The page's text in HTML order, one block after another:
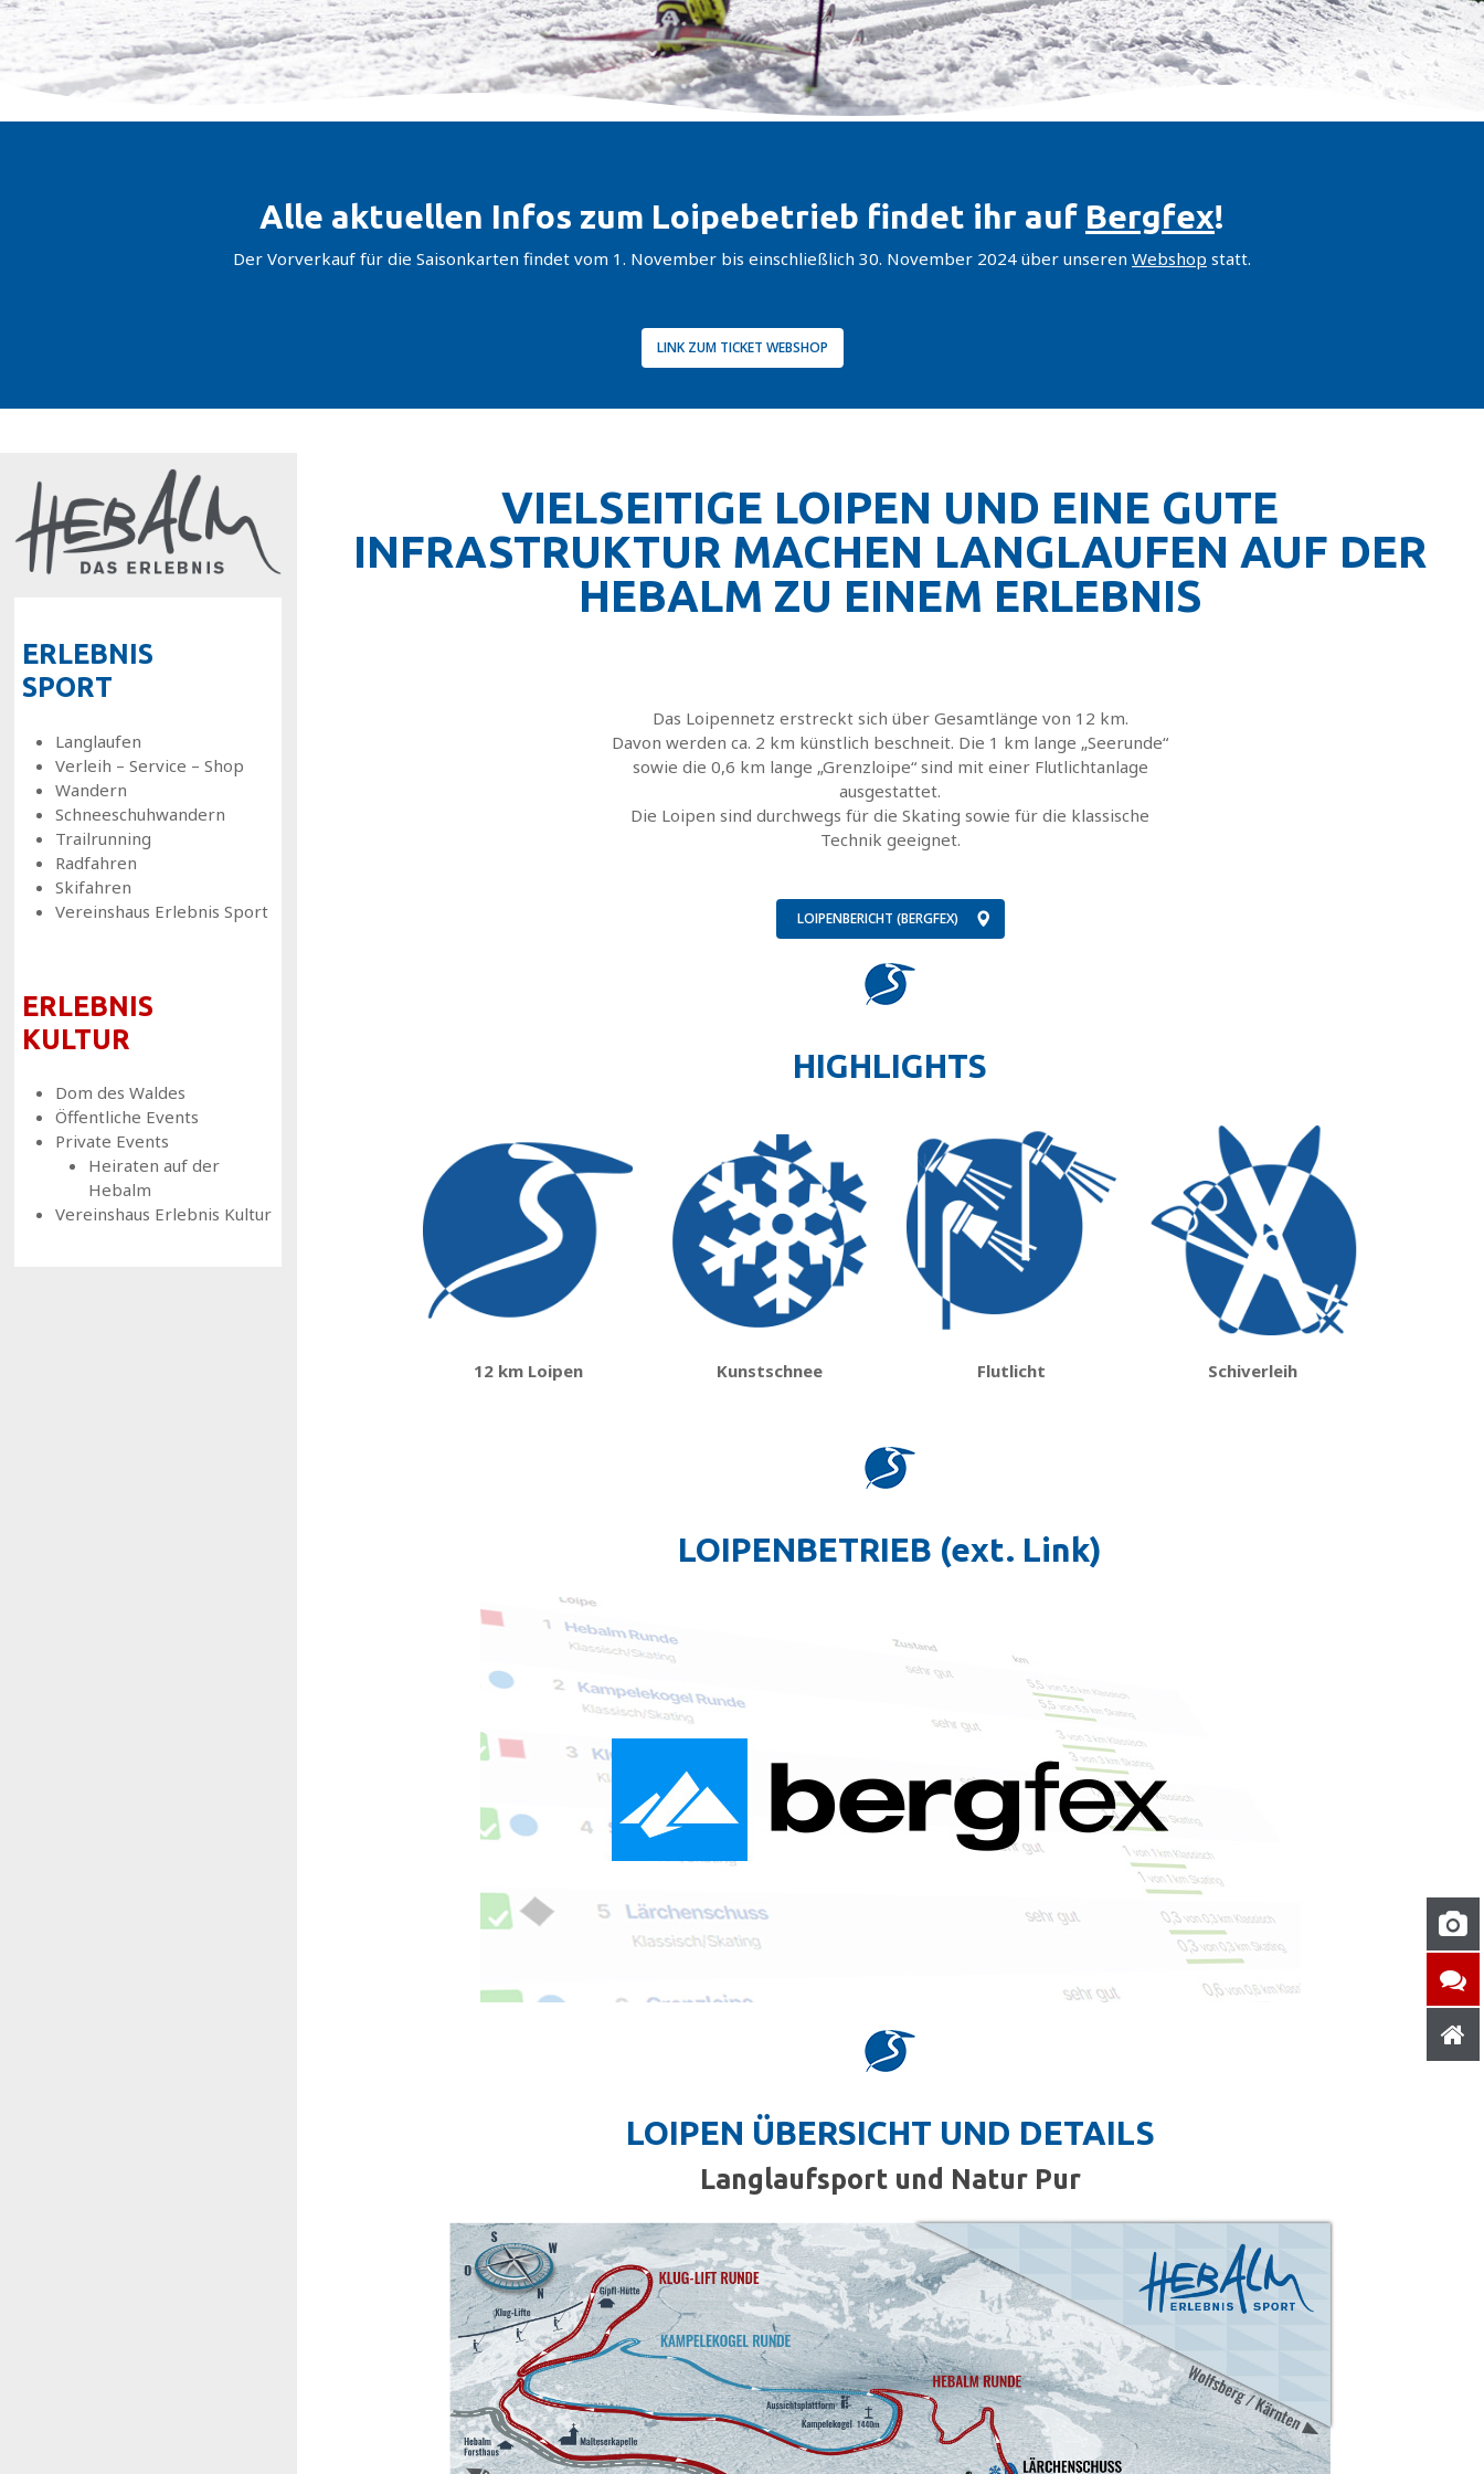
Alle aktuellen Infos zum Loipebetrieb findet ihr auf Bergfex!
Der Vorverkauf für die Saisonkarten findet vom 1. November bis einschließlich 30. November 2024 über unseren Webshop statt.
LINK ZUM TICKET WEBSHOP
ERLEBNIS
SPORT
Langlaufen
Verleih – Service – Shop
Wandern
Schneeschuhwandern
Trailrunning
Radfahren
Skifahren
Vereinshaus Erlebnis Sport
ERLEBNIS
KULTUR
Dom des Waldes
Öffentliche Events
Private Events
Heiraten auf der
Hebalm
Vereinshaus Erlebnis Kultur
VIELSEITIGE LOIPEN UND EINE GUTE
INFRASTRUKTUR MACHEN LANGLAUFEN AUF DER
HEBALM ZU EINEM ERLEBNIS
Das Loipennetz erstreckt sich über Gesamtlänge von 12 km.
Davon werden ca. 2 km künstlich beschneit. Die 1 km lange „Seerunde“
sowie die 0,6 km lange „Grenzloipe“ sind mit einer Flutlichtanlage
ausgestattet.
Die Loipen sind durchwegs für die Skating sowie für die klassische
Technik geeignet.
LOIPENBERICHT (BERGFEX)
HIGHLIGHTS
12 km Loipen Kunstschnee Flutlicht Schiverleih
LOIPENBETRIEB (ext. Link)
LOIPEN ÜBERSICHT UND DETAILS
Langlaufsport und Natur Pur